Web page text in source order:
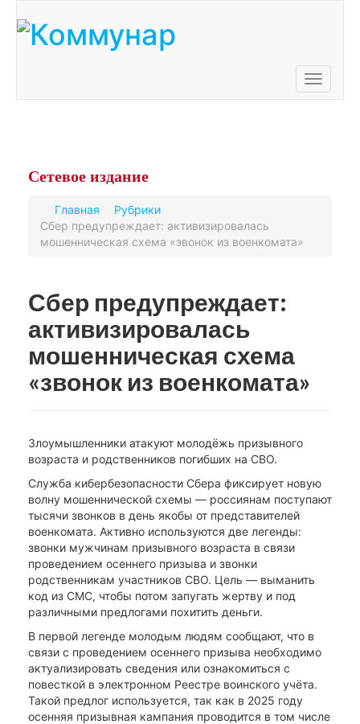
Toggle
Сетевое издание
Главная
Рубрики
Сбер предупреждает: активизировалась
мошенническая схема «звонок из военкомата»
Сбер предупреждает:
активизировалась
мошенническая схема
«звонок из военкомата»
Злоумышленники атакуют молодёжь призывного
возраста и родственников погибших на СВО.
Служба кибербезопасности Сбера фиксирует новую
волну мошеннической схемы ― россиянам поступают
тысячи звонков в день якобы от представителей
военкомата. Активно используются две легенды:
звонки мужчинам призывного возраста в связи
проведением осеннего призыва и звонки
родственникам участников СВО. Цель ― выманить
код из СМС, чтобы потом запугать жертву и под
различными предлогами похитить деньги.
В первой легенде молодым людям сообщают, что в
связи с проведением осеннего призыва необходимо
актуализировать сведения или ознакомиться с
повесткой в электронном Реестре воинского учёта.
Такой предлог используется, так как в 2025 году
осенняя призывная кампания проводится в том числе